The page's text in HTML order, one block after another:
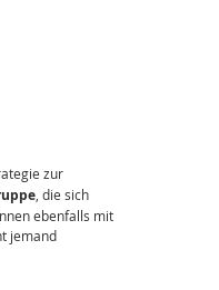
zur
, die sich
ebenfalls mit
jemand